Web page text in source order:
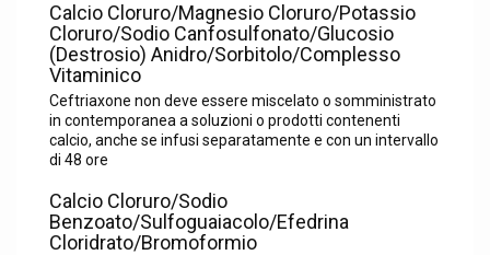
Calcio Cloruro/Magnesio Cloruro/Potassio
Cloruro/Sodio Canfosulfonato/Glucosio
(Destrosio) Anidro/Sorbitolo/Complesso
Vitaminico
Ceftriaxone non deve essere miscelato o somministrato
in contemporanea a soluzioni o prodotti contenenti
calcio, anche se infusi separatamente e con un intervallo
di 48 ore
Calcio Cloruro/Sodio
Benzoato/Sulfoguaiacolo/Efedrina
Cloridrato/Bromoformio